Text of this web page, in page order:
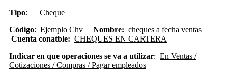
Tipo: Cheque
Código: Ejemplo Chv Nombre: cheques a fecha ventas
Cuenta conatble: CHEQUES EN CARTERA
Indicar en que operaciones se va a utilizar: En Ventas /
Cotizaciones / Compras / Pagar empleados